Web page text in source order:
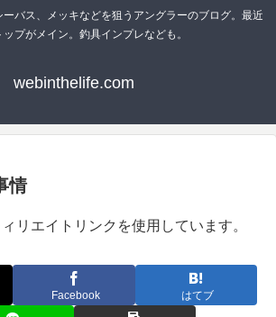
バス、メッキなどを狙うアングラーのブログ。最近
プがメイン。釣具インプレなども。
webinthelife.com
情
リエイトリンクを使用しています。
Facebook はてブ